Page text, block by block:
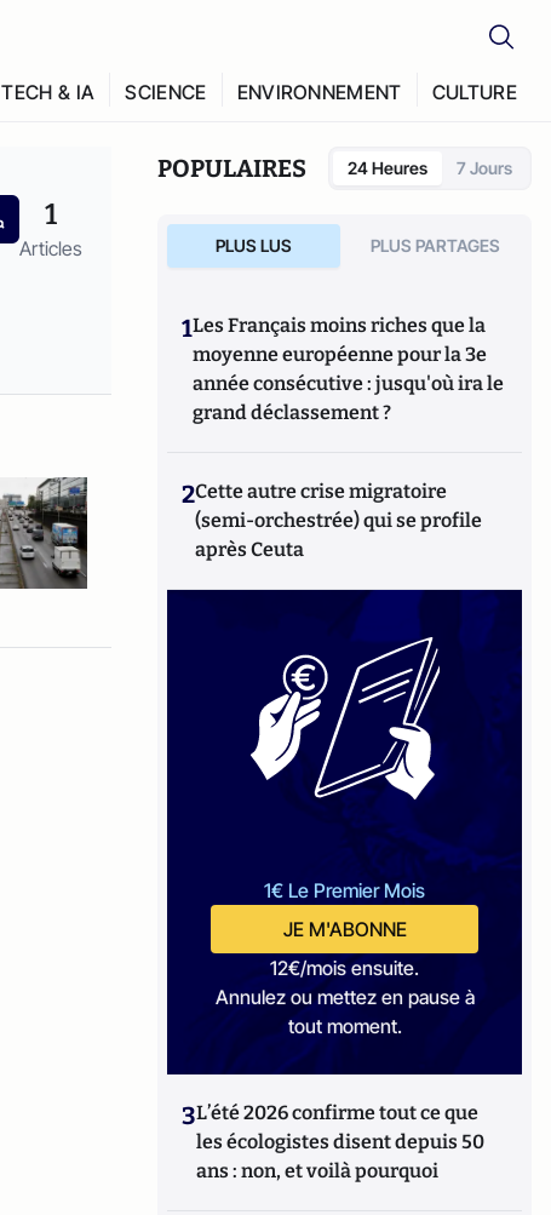
TECH & IA SCIENCE ENVIRONNEMENT CULTURE
1
Articles
POPULAIRES 24 Heures 7 Jours
PLUS LUS PLUS PARTAGES
1Les Français moins riches que la
moyenne européenne pour la 3e
année consécutive : jusqu'où ira le
grand déclassement ?
2Cette autre crise migratoire
(semi-orchestrée) qui se profile
après Ceuta
1€ Le Premier Mois
JE M'ABONNE
12€/mois ensuite.
Annulez ou mettez en pause à
tout moment.
3L’été 2026 confirme tout ce que
les écologistes disent depuis 50
ans : non, et voilà pourquoi